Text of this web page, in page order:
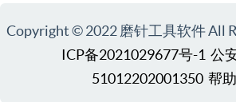
Copyright © 2022 磨针工具软件 All
ICP备2021029677号-1 公
51012202001350 帮